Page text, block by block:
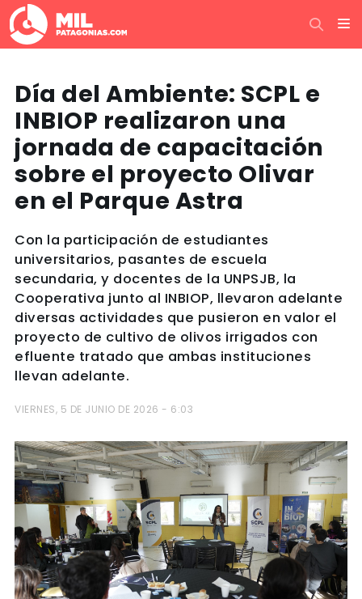
Día del Ambiente: SCPL e
INBIOP realizaron una
jornada de capacitación
sobre el proyecto Olivar
en el Parque Astra
Con la participación de estudiantes
universitarios, pasantes de escuela
secundaria, y docentes de la UNPSJB, la
Cooperativa junto al INBIOP, llevaron adelante
diversas actividades que pusieron en valor el
proyecto de cultivo de olivos irrigados con
efluente tratado que ambas instituciones
llevan adelante.
VIERNES, 5 DE JUNIO DE 2026 - 6:03